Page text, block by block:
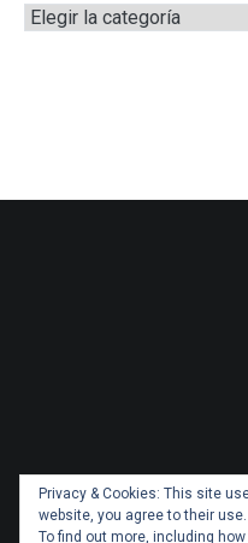
Categorías
Privacy & Cookies: This site
website, you agree to their use.
To find out more, including